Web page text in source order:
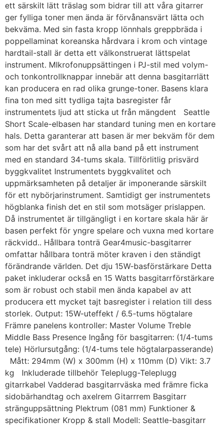
ett särskilt lätt träslag som bidrar till att våra gitarrer
ger fylliga toner men ända är förvånansvärt lätta och
bekväma. Med sin fasta kropp lönnhals greppbräda i
poppellaminat koreanska hårdvara i krom och vintage
hardtail-stall är detta ett välkonstruerat lättspelat
instrument. MIkrofonuppsättingen i PJ-stil med volym-
och tonkontrollknappar innebär att denna basgitarrlätt
kan producera en rad olika grunge-toner. Basens klara
fina ton med sitt tydliga tajta basregister får
instrumentets ljud att sticka ut från mängdent Seattle
Short Scale-elbasen har standard tuning men en kortare
hals. Detta garanterar att basen är mer bekväm för dem
som har det svårt att nå alla band på ett instrument
med en standard 34-tums skala. Tillförlitlig prisvärd
byggkvalitet Instrumentets byggkvalitet och
uppmärksamheten på detaljer är imponerande särskilt
för ett nybörjarinstrument. Samtidigt ger instrumentets
högblanka finish det en stil som motsäger prislappen.
Då instrumentet är tillgängligt i en kortare skala här är
basen perfekt för yngre spelare och vuxna med kortare
räckvidd.. Hållbara tonträ Gear4music-basgitarrer
omfattar hållbara tonträ möter kraven i den ständigt
förändrande världen. Det dju 15W-basförstärkare Detta
paket inkluderar också en 15 Watts basgitarrförstärkare
som är robust och stabil men ända kapabel av att
producera ett mycket tajt basregister i relation till dess
storlek. Output: 15W-uteffekt / 6.5-tums högtalare
Främre panelens kontroller: Master Volume Treble
Middle Bass Presence Ingång för basgitarren: (1/4-tums
tele) Hörlursutgång: (1/4-tums tele högtalarpasserande)
Mått: 294mm (W) x 300mm (H) x 110mm (D) Vikt: 3.7
kg Inkluderade tillbehör Teleplugg-Teleplugg
gitarrkabel Vadderad basgitarrväska med främre ficka
sidobärhandtag och axelrem Gitarrrem Basgitarr
stränguppsättning Plektrum (081 mm) Funktioner &
specifikationer Kropp & stall Modell: Seattle-basgitarr